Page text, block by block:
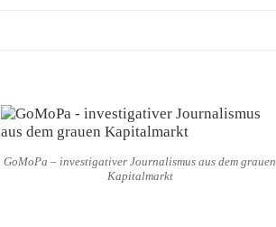
GoMoPa – investigativer Journalismus aus dem grauen
Kapitalmarkt